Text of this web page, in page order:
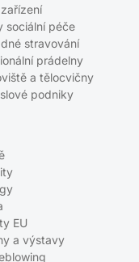
sociální péče
stravování
prádelny
a tělocvičny
podniky
EU
a výstavy